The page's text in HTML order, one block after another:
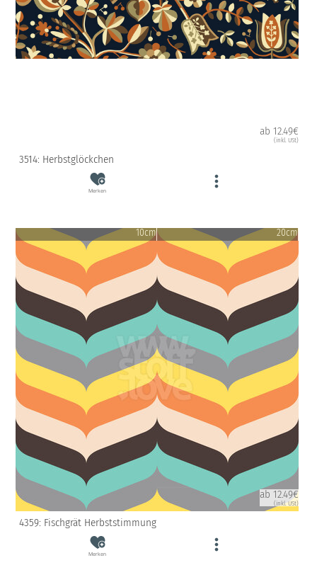
ab 12.49€
(inkl. USt)
3514: Herbstglöckchen
Merken
10cm 20cm
ab 12.49€
(inkl. USt)
4359: Fischgrät Herbststimmung
Merken